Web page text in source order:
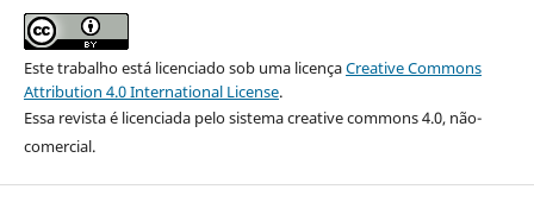
Este trabalho está licenciado sob uma licençaCreative Commons
Attribution 4.0 International License.
Essa revista é licenciada pelo sistema creative commons 4.0, não-
comercial.